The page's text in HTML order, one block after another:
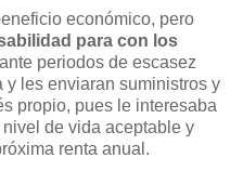
económico, pero
para con los
periodos de escasez
y les enviaran suministros y
propio, pues le interesaba
de vida aceptable y
renta anual.